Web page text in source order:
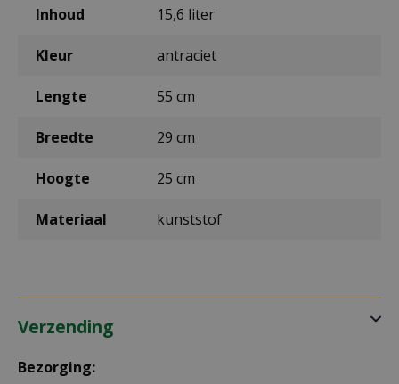
Inhoud 15,6 liter
Kleur antraciet
Lengte 55 cm
Breedte 29 cm
Hoogte 25 cm
Materiaal kunststof
Verzending
Bezorging: